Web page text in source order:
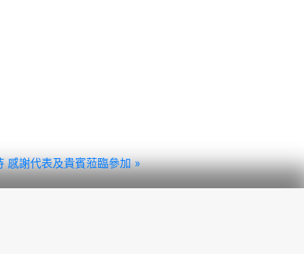
感謝代表及貴賓蒞臨參加 »